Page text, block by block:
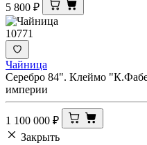
5 800 ₽
10771
Чайница
Серебро 84". Клеймо
империи
1 100 000 ₽
Закрыть